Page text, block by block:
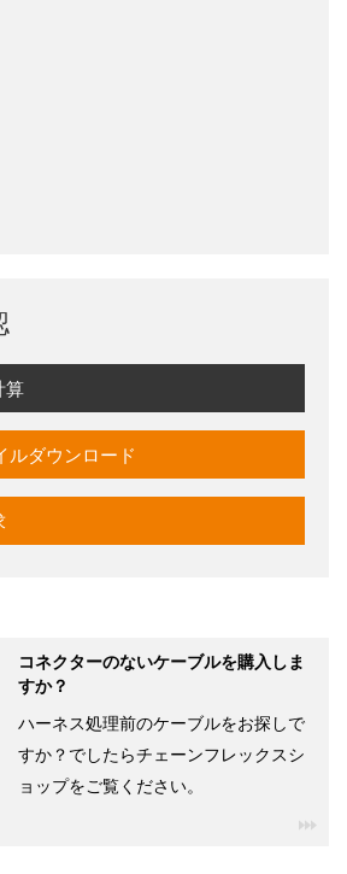
算
plan
ルダウンロード
コネクターのないケーブルを購入しま
すか？
ハーネス処理前のケーブルをお探しで
すか？でしたらチェーンフレックスシ
ョップをご覧ください。